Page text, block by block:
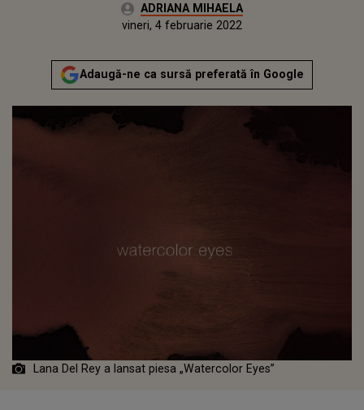
Autor:ADRIANA MIHAELA
vineri, 4 februarie 2022Actualizat:
vineri, 4 februarie 2022
Adaugă-ne ca sursă preferată în Google
Lana Del Rey a lansat piesa „Watercolor Eyes”